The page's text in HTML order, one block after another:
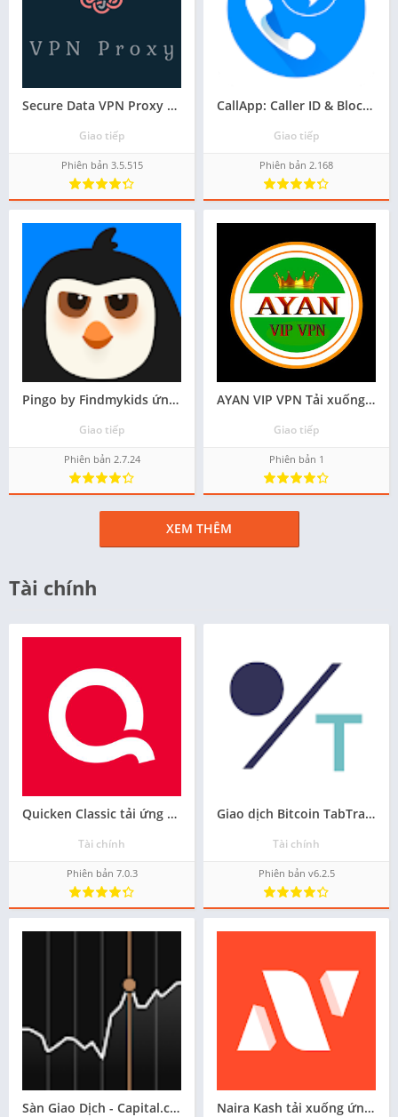
Secure Data VPN Proxy các ứng dụng hay cho android apk - Tải về
Giao tiếp
Phiên bản 3.5.515
CallApp: Caller ID & Block tải ứng dụng trên android - Miễn phí
Giao tiếp
Phiên bản 2.168
Pingo by Findmykids ứng dụng android - Tải về
Giao tiếp
Phiên bản 2.7.24
AYAN VIP VPN Tải xuống APK cho Android - Miễn phí
Giao tiếp
Phiên bản 1
XEM THÊM
Tài chính
Quicken Classic tải ứng dụng của android - Miễn phí
Tài chính
Phiên bản 7.0.3
Giao dịch Bitcoin TabTrader tải phần mềm download miễn phí về máy Apk
Tài chính
Phiên bản v6.2.5
Sàn Giao Dịch - Capital.com tải apk mới nhất - Miễn phí Naira Kash tải xuống ứng dụng miễn phí